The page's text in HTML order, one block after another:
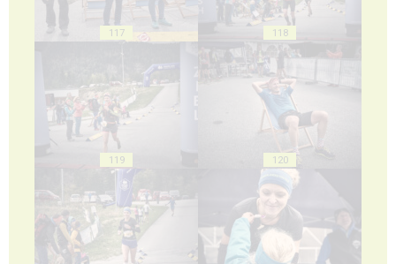
117 118
119 120